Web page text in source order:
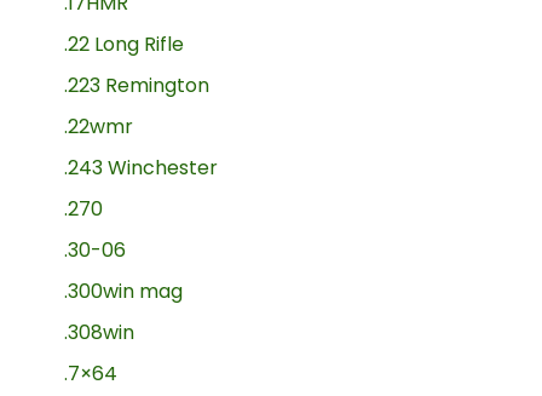
.22 Long Rifle
.223 Remington
.22wmr
.243 Winchester
.270
.30-06
.300win mag
.308win
.7×64